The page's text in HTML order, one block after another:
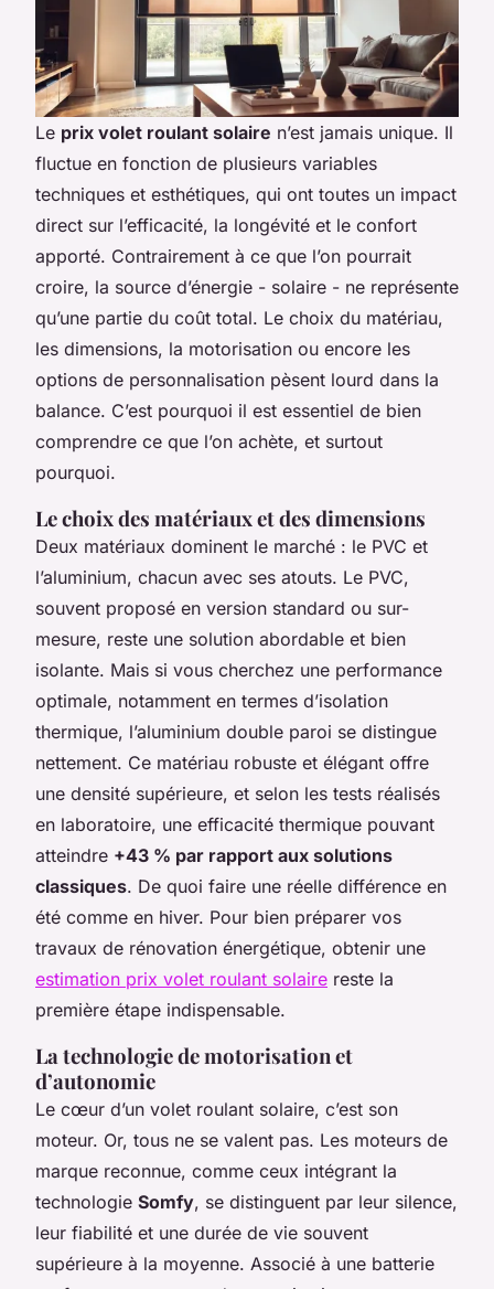
Le prix volet roulant solaire n’est jamais unique. Il
fluctue en fonction de plusieurs variables
techniques et esthétiques, qui ont toutes un impact
direct sur l’efficacité, la longévité et le confort
apporté. Contrairement à ce que l’on pourrait
croire, la source d’énergie - solaire - ne représente
qu’une partie du coût total. Le choix du matériau,
les dimensions, la motorisation ou encore les
options de personnalisation pèsent lourd dans la
balance. C’est pourquoi il est essentiel de bien
comprendre ce que l’on achète, et surtout
pourquoi.
Le choix des matériaux et des dimensions
Deux matériaux dominent le marché : le PVC et
l’aluminium, chacun avec ses atouts. Le PVC,
souvent proposé en version standard ou sur-
mesure, reste une solution abordable et bien
isolante. Mais si vous cherchez une performance
optimale, notamment en termes d’isolation
thermique, l’aluminium double paroi se distingue
nettement. Ce matériau robuste et élégant offre
une densité supérieure, et selon les tests réalisés
en laboratoire, une efficacité thermique pouvant
atteindre +43 % par rapport aux solutions
classiques. De quoi faire une réelle différence en
été comme en hiver. Pour bien préparer vos
travaux de rénovation énergétique, obtenir une
estimation prix volet roulant solaire reste la
première étape indispensable.
La technologie de motorisation et
d’autonomie
Le cœur d’un volet roulant solaire, c’est son
moteur. Or, tous ne se valent pas. Les moteurs de
marque reconnue, comme ceux intégrant la
technologie Somfy, se distinguent par leur silence,
leur fiabilité et une durée de vie souvent
supérieure à la moyenne. Associé à une batterie